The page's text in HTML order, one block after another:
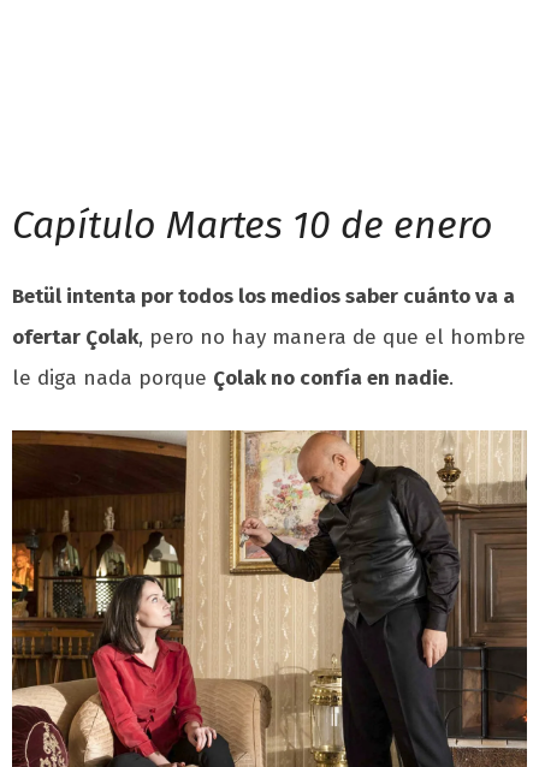
Capítulo Martes 10 de enero
Betül intenta por todos los medios saber cuánto va a
ofertar Çolak, pero no hay manera de que el hombre
le diga nada porque Çolak no confía en nadie.